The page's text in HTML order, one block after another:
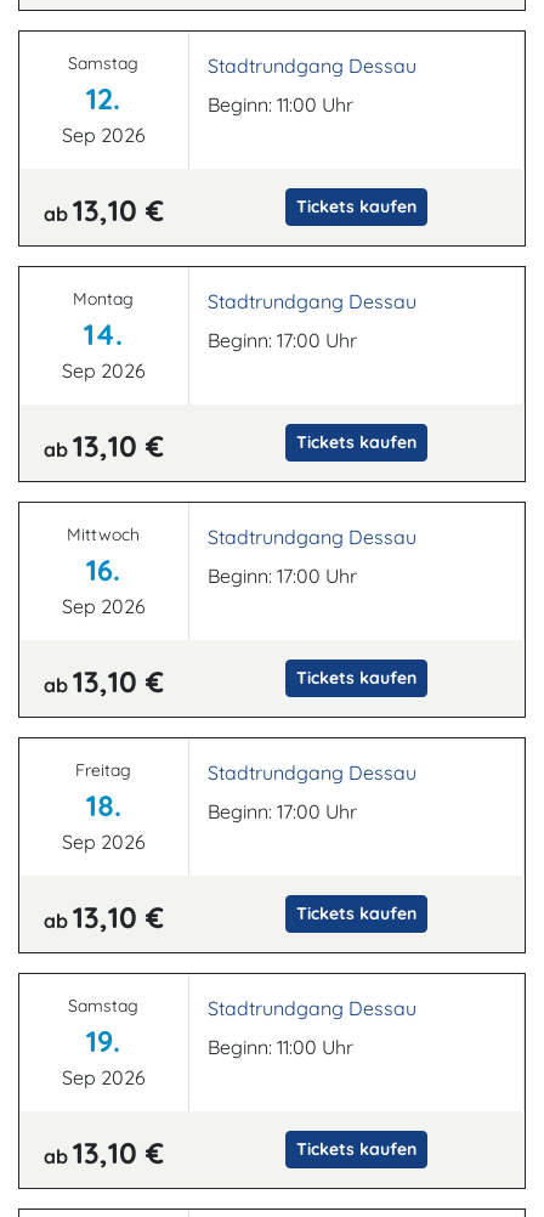
Samstag
12.
Sep 2026
Stadtrundgang Dessau
Beginn: 11:00 Uhr
ab 13,10 € Tickets kaufen
Montag
14.
Sep 2026
Stadtrundgang Dessau
Beginn: 17:00 Uhr
ab 13,10 € Tickets kaufen
Mittwoch
16.
Sep 2026
Stadtrundgang Dessau
Beginn: 17:00 Uhr
ab 13,10 € Tickets kaufen
Freitag
18.
Sep 2026
Stadtrundgang Dessau
Beginn: 17:00 Uhr
ab 13,10 € Tickets kaufen
Samstag
19.
Sep 2026
Stadtrundgang Dessau
Beginn: 11:00 Uhr
ab 13,10 € Tickets kaufen